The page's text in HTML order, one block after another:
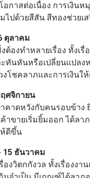
กาสต่อเนื่อง การเงิน
ไปด้วยสีสัน สีทองช่วย
ตุลาคม
องทำหลายเรื่อง ทั้งเ
ทันหันหรือเปลี่ยนแปลง
โชคลาภและการเงินใ
ศจิกายน
าดหวังกับคนรอบข้าง
าขายเริ่มยิ้มออก ได้ล
ห้ดีขึ้น
15 ธันวาคม
วิตกกังวล ทั้งเรื่องงา